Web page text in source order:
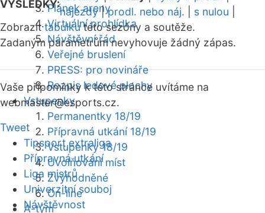
Plánek areny
Virtuální prohlídka
Návštěvní řád
Veřejné bruslení
PRESS: pro novináře
Rozpis ledové plochy
Vstupenky
Permanentky 18/19
Přípravná utkání 18/19
Vstupenky 18/19
Uvolňování míst
Zvýhodněné
On-line
A-tým
VÝSLEDKY:
nájezdy|prodl. nebo náj. s nulou
Zobrazittabulkutéto sezóny a soutěže.
Zadaným parametrům nevyhovuje žádný zápas.
Vaše připomínky k této stránce uvítáme na
webmaster@esports.cz.
Tweet
Tipsport extraliga
Přípravná utkání
Liga mistrů
Univerzitní souboj
Návštěvnost